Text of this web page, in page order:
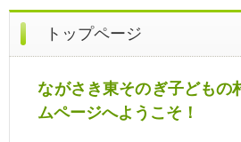
トップページ
ながさき東そのぎ子どもの
ムページへようこそ！